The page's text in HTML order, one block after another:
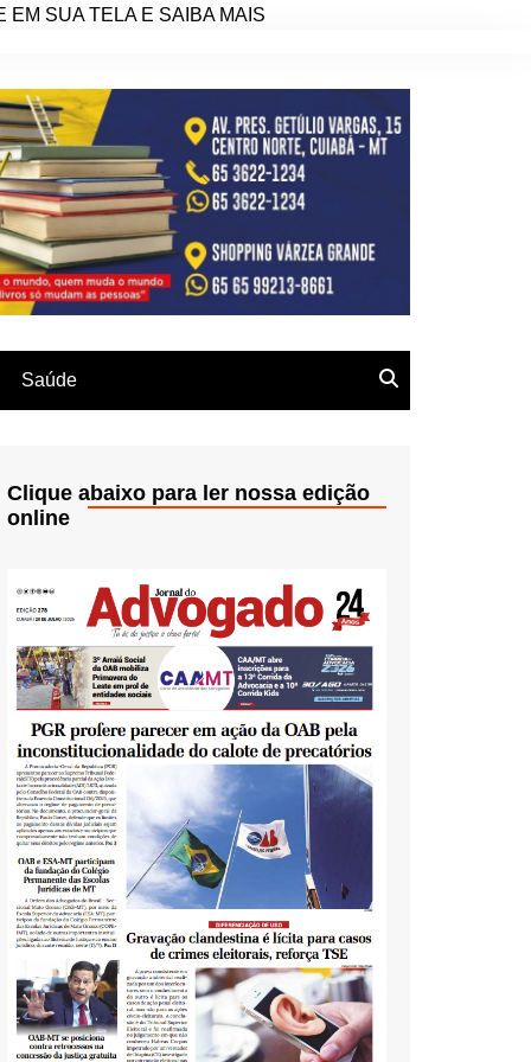
SUA TELA E SAIBA MAIS
Saúde
Clique abaixo para ler nossa edição
online